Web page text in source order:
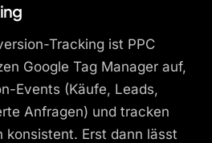
Tracking ist PPC
Google Tag Manager auf,
Events (Käufe, Leads,
Anfragen) und tracken
konsistent. Erst dann lässt